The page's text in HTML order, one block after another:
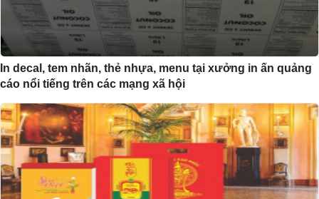
In decal, tem nhãn, thẻ nhựa, menu tại xưởng in ấn quảng
cáo nổi tiếng trên các mạng xã hội